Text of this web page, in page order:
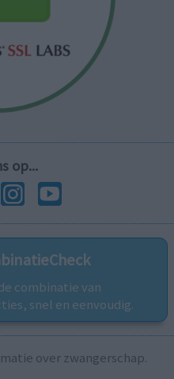
op...
combinatie van
snel en eenvoudig.
over zwangerschap.